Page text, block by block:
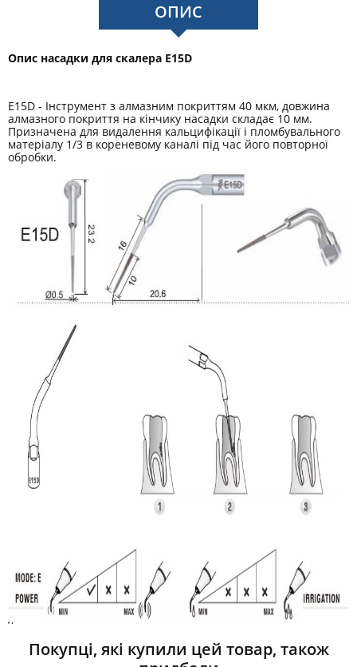
ОПИС
Опис насадки для скалера E15D
E15D - Інструмент з алмазним покриттям 40 мкм, довжина
алмазного покриття на кінчику насадки складає 10 мм.
Призначена для видалення кальцифікації і пломбувального
матеріалу 1/3 в кореневому каналі під час його повторної
обробки.
Покупці, які купили цей товар, також